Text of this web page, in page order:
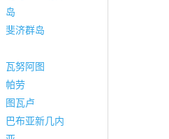
岛
斐济群岛
瓦努阿图
帕劳
图瓦卢
巴布亚新几内